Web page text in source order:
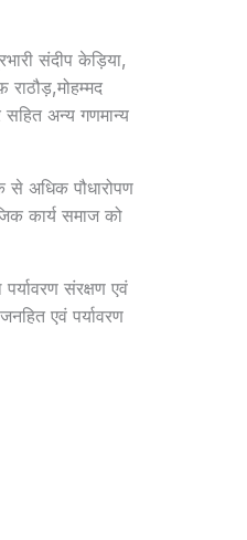
संदीप केड़िया,
अन्य गणमान्य
अधिक पौधारोपण
कार्य समाज को
संरक्षण एवं
एवं पर्यावरण